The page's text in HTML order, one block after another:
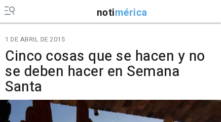
notimérica
1 DE ABRIL DE 2015
Cinco cosas que se hacen y no
se deben hacer en Semana
Santa